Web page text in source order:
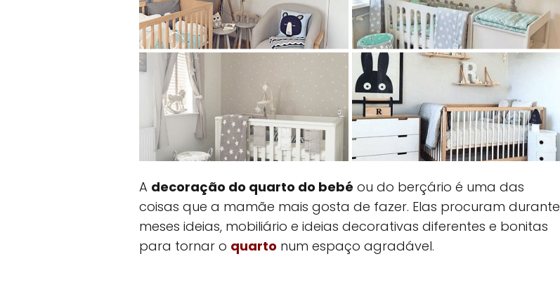
A decoração do quarto do bebé ou do berçário é uma das
coisas que a mamãe mais gosta de fazer. Elas procuram durante
meses ideias, mobiliário e ideias decorativas diferentes e bonitas
para tornar o quarto num espaço agradável.